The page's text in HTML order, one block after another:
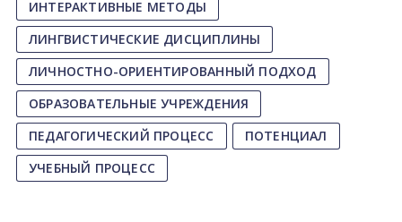
ИНТЕРАКТИВНЫЕ МЕТОДЫ
ЛИНГВИСТИЧЕСКИЕ ДИСЦИПЛИНЫ
ЛИЧНОСТНО-ОРИЕНТИРОВАННЫЙ ПОДХОД
ОБРАЗОВАТЕЛЬНЫЕ УЧРЕЖДЕНИЯ
ПЕДАГОГИЧЕСКИЙ ПРОЦЕСС
ПОТЕНЦИАЛ
УЧЕБНЫЙ ПРОЦЕСС